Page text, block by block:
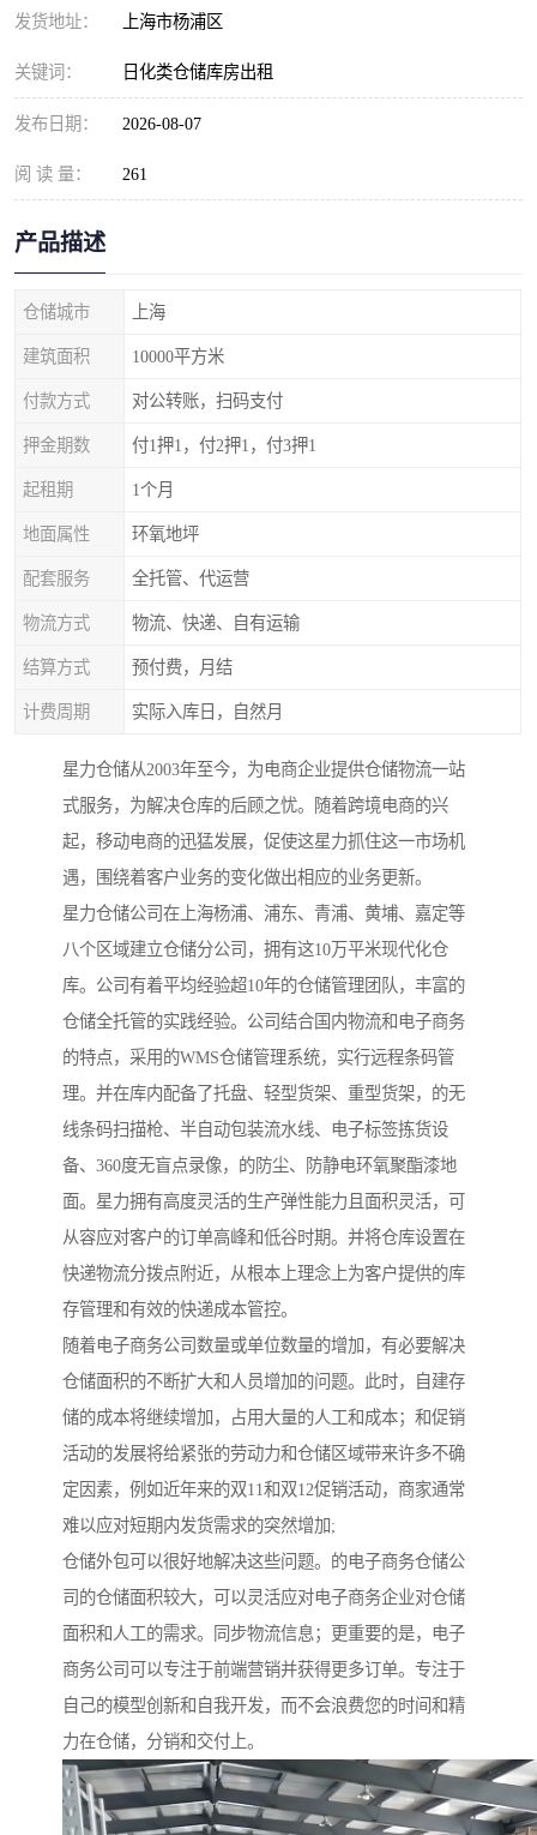
发货地址： 上海市杨浦区
关键词： 日化类仓储库房出租
发布日期： 2026-08-07
阅 读 量： 261
产品描述
仓储城市 上海
建筑面积 10000平方米
付款方式 对公转账，扫码支付
押金期数 付1押1，付2押1，付3押1
起租期 1个月
地面属性 环氧地坪
配套服务 全托管、代运营
物流方式 物流、快递、自有运输
结算方式 预付费，月结
计费周期 实际入库日，自然月
星力仓储从2003年至今，为电商企业提供仓储物流一站
式服务，为解决仓库的后顾之忧。随着跨境电商的兴
起，移动电商的迅猛发展，促使这星力抓住这一市场机
遇，围绕着客户业务的变化做出相应的业务更新。
星力仓储公司在上海杨浦、浦东、青浦、黄埔、嘉定等
八个区域建立仓储分公司，拥有这10万平米现代化仓
库。公司有着平均经验超10年的仓储管理团队，丰富的
仓储全托管的实践经验。公司结合国内物流和电子商务
的特点，采用的WMS仓储管理系统，实行远程条码管
理。并在库内配备了托盘、轻型货架、重型货架，的无
线条码扫描枪、半自动包装流水线、电子标签拣货设
备、360度无盲点录像，的防尘、防静电环氧聚酯漆地
面。星力拥有高度灵活的生产弹性能力且面积灵活，可
从容应对客户的订单高峰和低谷时期。并将仓库设置在
快递物流分拨点附近，从根本上理念上为客户提供的库
存管理和有效的快递成本管控。
随着电子商务公司数量或单位数量的增加，有必要解决
仓储面积的不断扩大和人员增加的问题。此时，自建存
储的成本将继续增加，占用大量的人工和成本；和促销
活动的发展将给紧张的劳动力和仓储区域带来许多不确
定因素，例如近年来的双11和双12促销活动，商家通常
难以应对短期内发货需求的突然增加;
仓储外包可以很好地解决这些问题。的电子商务仓储公
司的仓储面积较大，可以灵活应对电子商务企业对仓储
面积和人工的需求。同步物流信息；更重要的是，电子
商务公司可以专注于前端营销并获得更多订单。专注于
自己的模型创新和自我开发，而不会浪费您的时间和精
力在仓储，分销和交付上。